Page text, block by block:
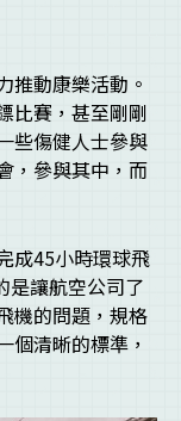
推動康樂活動。
比賽，甚至剛剛
些傷健人士參與
，參與其中，而
成45小時環球飛
是讓航空公司了
機的問題，規格
清晰的標準，